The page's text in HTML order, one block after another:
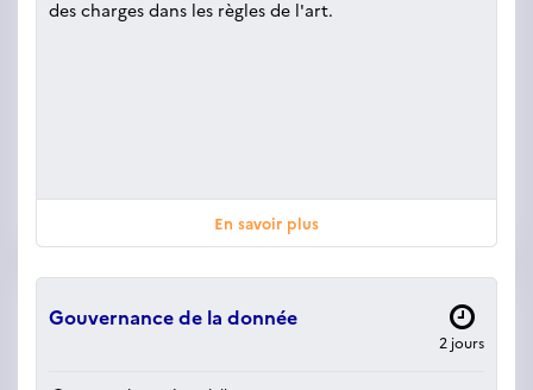
des charges dans les règles de l'art.
En savoir plus
2 jours
Gouvernance de la donnée